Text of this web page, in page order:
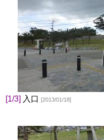
[1/3] 入口 [2013/01/18]